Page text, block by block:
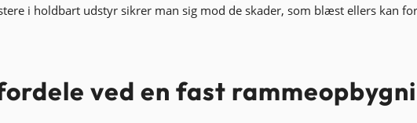
i holdbart udstyr sikrer man sig mod de skader, som blæst ellers kan
ved en fast